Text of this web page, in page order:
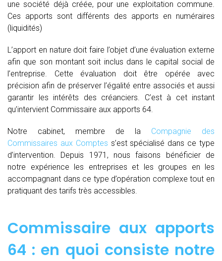
une société déjà créée, pour une exploitation commune.
Ces apports sont différents des apports en numéraires
(liquidités)
L’apport en nature doit faire l’objet d’une évaluation externe
afin que son montant soit inclus dans le capital social de
l’entreprise. Cette évaluation doit être opérée avec
précision afin de préserver l’égalité entre associés et aussi
garantir les intérêts des créanciers. C’est à cet instant
qu’intervient Commissaire aux apports 64.
Notre cabinet, membre de la Compagnie des
Commissaires aux Comptes s’est spécialisé dans ce type
d’intervention. Depuis 1971, nous faisons bénéficier de
notre expérience les entreprises et les groupes en les
accompagnant dans ce type d’opération complexe tout en
pratiquant des tarifs très accessibles.
Commissaire aux apports
64 : en quoi consiste notre